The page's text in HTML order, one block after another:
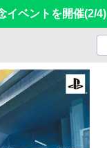
イベントを開催(2/4)